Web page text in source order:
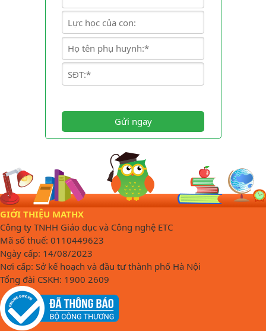
Gửi ngay
GIỚI THIỆU MATHX
Công ty TNHH Giáo dục và Công nghệ ETC
Mã số thuế: 0110449623
Ngày cấp: 14/08/2023
Nơi cấp: Sở kế hoạch và đầu tư thành phố Hà Nội
Tổng đài CSKH: 1900 2609